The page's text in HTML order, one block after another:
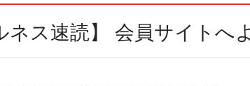
ネス速読】 会員サイトへ